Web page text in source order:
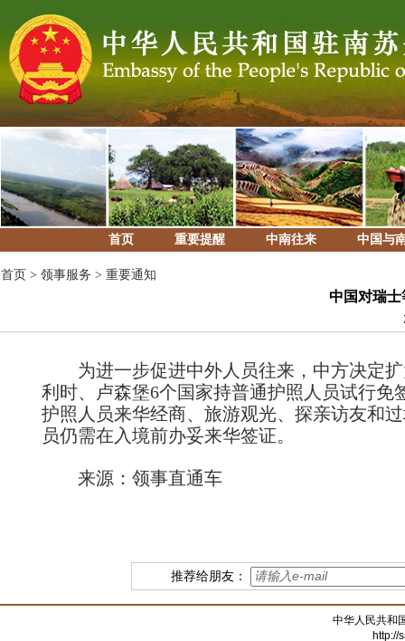
首页 重要提醒 中南往来 中国与
首页 > 领事服务 > 重要通知
中国对瑞士
为进一步促进中外人员往来，中方决定
利时、卢森堡6个国家持普通护照人员试行免
护照人员来华经商、旅游观光、探亲访友和
员仍需在入境前办妥来华签证。
来源：领事直通车
推荐给朋友：
中华人民共和
http://